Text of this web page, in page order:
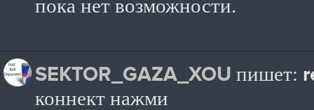
пока нет возможности.
SEKTOR_GAZA_XOU пишет:
коннект нажми